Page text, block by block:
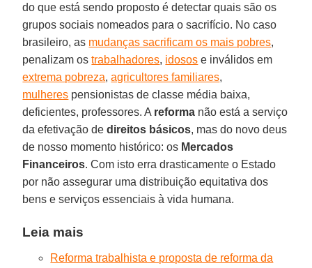
do que está sendo proposto é detectar quais são os
grupos sociais nomeados para o sacrifício. No caso
brasileiro, as mudanças sacrificam os mais pobres,
penalizam ostrabalhadores, idosos e inválidos em
extrema pobreza,agricultores familiares,
mulheres pensionistas de classe média baixa,
deficientes, professores. A reforma não está a serviço
da efetivação dedireitos básicos, mas do novo deus
de nosso momento histórico: os Mercados
Financeiros. Com isto erra drasticamente o Estado
por não assegurar uma distribuição equitativa dos
bens e serviços essenciais à vida humana.
Leia mais
Reforma trabalhista e proposta de reforma da